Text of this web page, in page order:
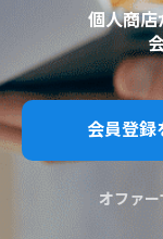
個人商店
会員登録
オファ